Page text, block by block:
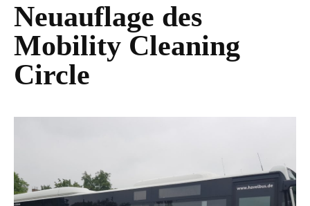
Neuauflage des
Mobility Cleaning
Circle